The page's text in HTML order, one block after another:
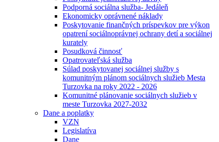
Podporná sociálna služba- Jedáleň
Ekonomicky oprávnené náklady
Poskytovanie finančných príspevkov pre výkon
opatrení sociálnoprávnej ochrany detí a sociálnej
kurately
Posudková činnosť
Opatrovateľská služba
Súlad poskytovanej sociálnej služby s
komunitným plánom sociálnych služieb Mesta
Turzovka na roky 2022 - 2026
Komunitné plánovanie sociálnych služieb v
meste Turzovka 2027-2032
Dane a poplatky
VZN
Legislatíva
Dane